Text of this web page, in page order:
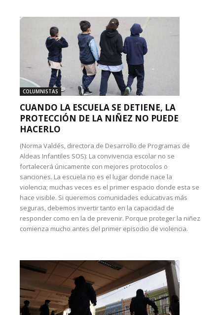
COLUMNISTAS
CUANDO LA ESCUELA SE DETIENE, LA
PROTECCIÓN DE LA NIÑEZ NO PUEDE
HACERLO
(Norma Valdés, directora de Desarrollo de Programas de
Aldeas Infantiles SOS): La convivencia escolar no se
fortalecerá únicamente con mejores protocolos o
sanciones. La escuela no es el lugar donde nace la
violencia; muchas veces es el primer espacio donde esta se
hace visible. Si queremos comunidades educativas más
seguras, debemos invertir tanto en la capacidad de
responder como en la de prevenir. Porque proteger la niñez
comienza mucho antes del primer episodio de violencia.